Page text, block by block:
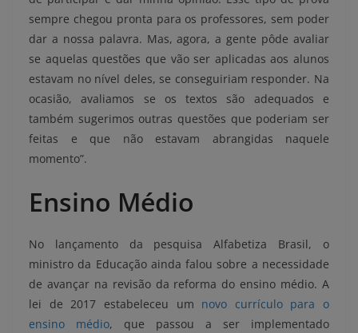
sempre chegou pronta para os professores, sem poder
dar a nossa palavra. Mas, agora, a gente pôde avaliar
se aquelas questões que vão ser aplicadas aos alunos
estavam no nível deles, se conseguiriam responder. Na
ocasião, avaliamos se os textos são adequados e
também sugerimos outras questões que poderiam ser
feitas e que não estavam abrangidas naquele
momento”.
Ensino Médio
No lançamento da pesquisa Alfabetiza Brasil, o
ministro da Educação ainda falou sobre a necessidade
de avançar na revisão da reforma do ensino médio. A
lei de 2017 estabeleceu um novo currículo para o
ensino médio, que passou a ser implementado